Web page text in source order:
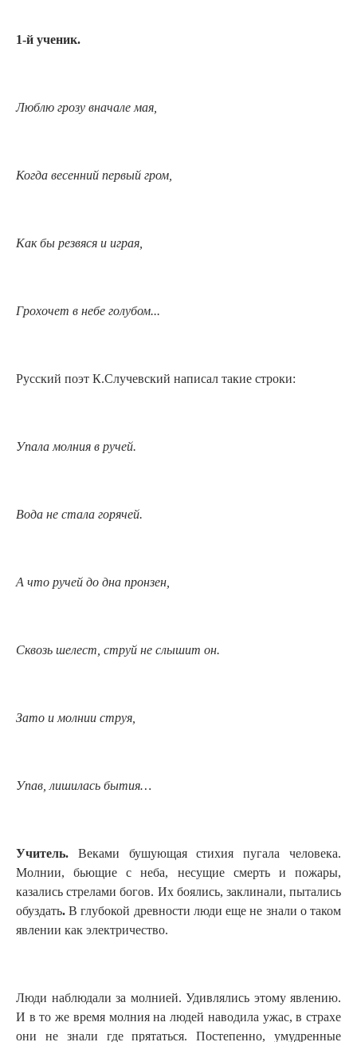
1-й ученик.
Люблю грозу вначале мая,
Когда весенний первый гром,
Как бы резвяся и играя,
Грохочет в небе голубом...
Русский поэт К.Случевский написал такие строки:
Упала молния в ручей.
Вода не стала горячей.
А что ручей до дна пронзен,
Сквозь шелест, струй не слышит он.
Зато и молнии струя,
Упав, лишилась бытия…
Учитель. Веками бушующая стихия пугала человека.
Молнии, бьющие с неба, несущие смерть и пожары,
казались стрелами богов. Их боялись, заклинали, пытались
обуздать.В глубокой древности люди еще не знали о таком
явлении как электричество.
Люди наблюдали за молнией. Удивлялись этому явлению.
И в то же время молния на людей наводила ужас, в страхе
они не знали где прятаться. Постепенно, умудренные